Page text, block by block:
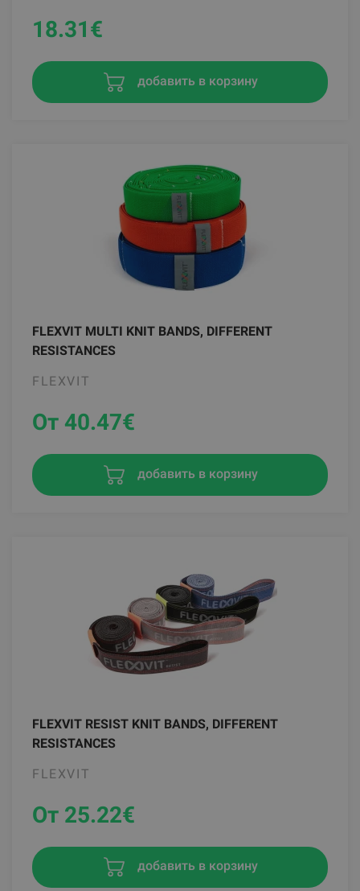
18.31€
добавить в корзину
FLEXVIT MULTI KNIT BANDS, DIFFERENT
RESISTANCES
FLEXVIT
От 40.47€
добавить в корзину
FLEXVIT RESIST KNIT BANDS, DIFFERENT
RESISTANCES
FLEXVIT
От 25.22€
добавить в корзину